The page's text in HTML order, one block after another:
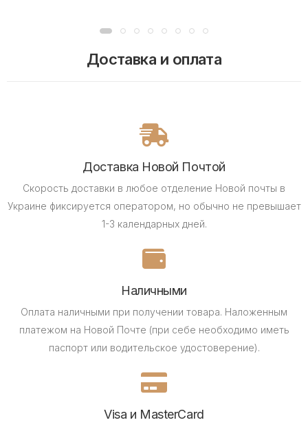
Доставка и оплата
Доставка Новой Почтой
Скорость доставки в любое отделение Новой почты в
Украине фиксируется оператором, но обычно не превышает
1-3 календарных дней.
Наличными
Оплата наличными при получении товара. Наложенным
платежом на Новой Почте (при себе необходимо иметь
паспорт или водительское удостоверение).
Visa и MasterCard